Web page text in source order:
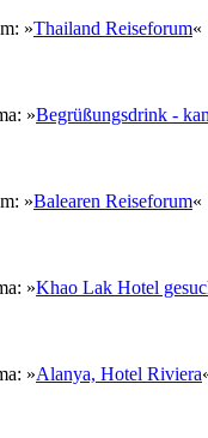
»Thailand Reiseforum«
»Begrüßungsdrink -
»Balearen Reiseforum«
»Khao Lak Hotel
»Alanya, Hotel Riviera